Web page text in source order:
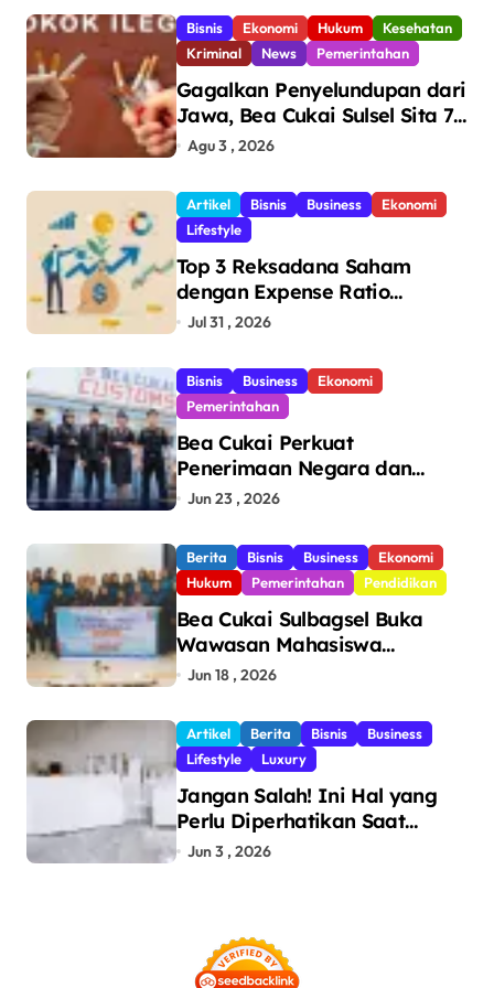
Bisnis Ekonomi Hukum
Kesehatan
Kriminal
News Pemerintahan
Gagalkan Penyelundupan dari
Jawa, Bea Cukai Sulsel Sita 7,8
Juta Batang Rokok Ilegal
Makassar
Agu 3 , 2026
Artikel Bisnis Business
Ekonomi
Lifestyle
Top 3 Reksadana Saham
dengan Expense Ratio
Terendah
Jul 31 , 2026
Bisnis Business
Ekonomi
Pemerintahan
Bea Cukai Perkuat
Penerimaan Negara dan
Pengawasan, Setor Rp123,8
Jun 23 , 2026
Berita Bisnis Business
Ekonomi
Hukum
Pemerintahan Pendidikan
Bea Cukai Sulbagsel Buka
Wawasan Mahasiswa
Politeknik Bosowa tentang
dan Pencegahan Barang
Ilegal
Jun 18 , 2026
Artikel Berita Bisnis
Business
Lifestyle
Luxury
Jangan Salah! Ini Hal yang
Perlu Diperhatikan Saat
Pasang Big Slab
Jun 3 , 2026